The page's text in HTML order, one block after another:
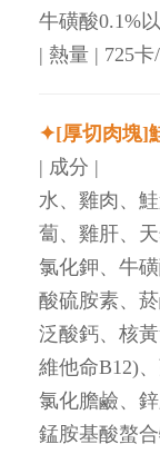
牛磺酸0.1%
| 熱量 | 725
✦[厚切肉塊]
| 成分 |
水、雞肉、
蔔、雞肝、
氯化鉀、牛
酸硫胺素、
泛酸鈣、核
維他命B12)
氯化膽鹼、
錳胺基酸螯